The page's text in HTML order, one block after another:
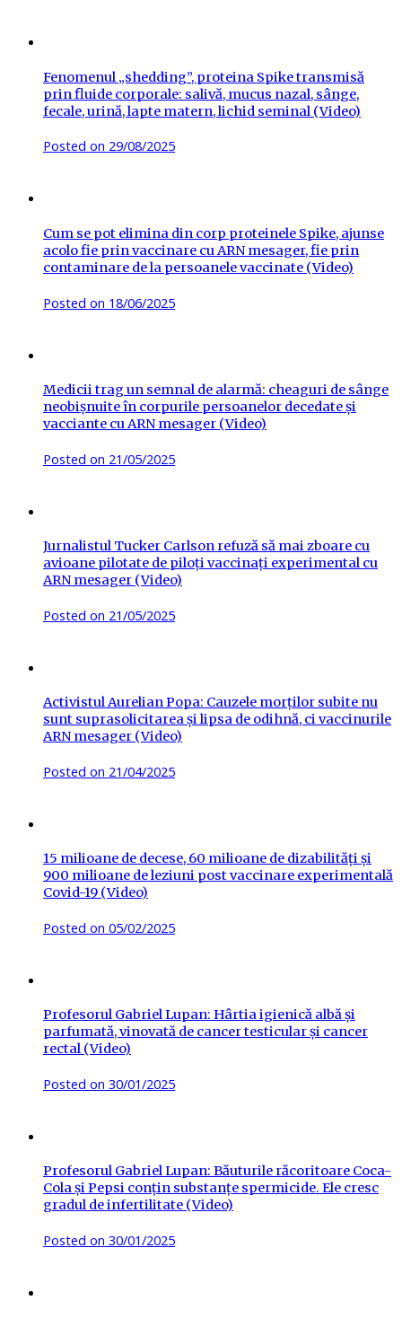
Fenomenul „shedding”, proteina Spike transmisă
prin fluide corporale: salivă, mucus nazal, sânge,
fecale, urină, lapte matern, lichid seminal (Video)
Posted on 29/08/2025
Cum se pot elimina din corp proteinele Spike, ajunse
acolo fie prin vaccinare cu ARN mesager, fie prin
contaminare de la persoanele vaccinate (Video)
Posted on 18/06/2025
Medicii trag un semnal de alarmă: cheaguri de sânge
neobișnuite în corpurile persoanelor decedate și
vacciante cu ARN mesager (Video)
Posted on 21/05/2025
Jurnalistul Tucker Carlson refuză să mai zboare cu
avioane pilotate de piloți vaccinați experimental cu
ARN mesager (Video)
Posted on 21/05/2025
Activistul Aurelian Popa: Cauzele morților subite nu
sunt suprasolicitarea și lipsa de odihnă, ci vaccinurile
ARN mesager (Video)
Posted on 21/04/2025
15 milioane de decese, 60 milioane de dizabilități și
900 milioane de leziuni post vaccinare experimentală
Covid-19 (Video)
Posted on 05/02/2025
Profesorul Gabriel Lupan: Hârtia igienică albă și
parfumată, vinovată de cancer testicular și cancer
rectal (Video)
Posted on 30/01/2025
Profesorul Gabriel Lupan: Băuturile răcoritoare Coca-
Cola și Pepsi conțin substanțe spermicide. Ele cresc
gradul de infertilitate (Video)
Posted on 30/01/2025